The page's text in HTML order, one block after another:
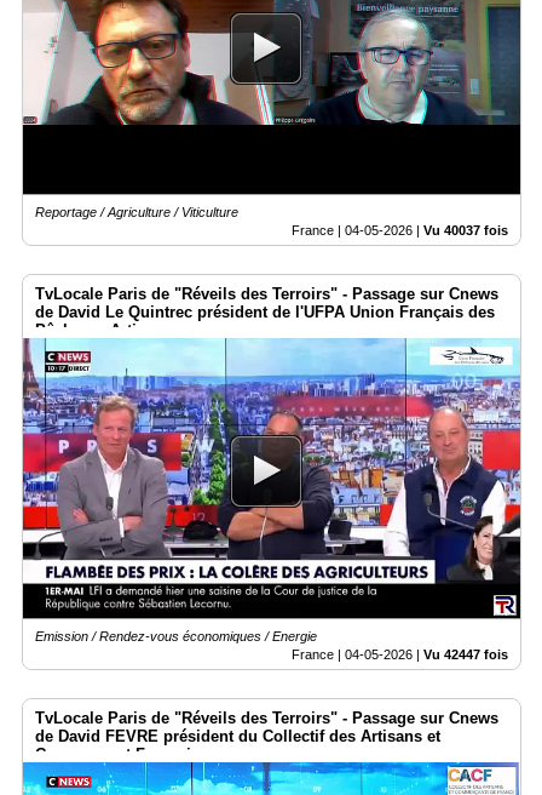
Reportage / Agriculture / Viticulture
France | 04-05-2026 Vu 40037 fois
TvLocale Paris de "Réveils des Terroirs" - Passage sur Cnews
de David Le Quintrec président de l'UFPA Union Français des
Pêcheurs Artisans
Emission / Rendez-vous économiques / Energie
France | 04-05-2026 | Vu 42447 fois
TvLocale Paris de "Réveils des Terroirs" - Passage sur Cnews
de David FEVRE président du Collectif des Artisans et
Commerçant Français